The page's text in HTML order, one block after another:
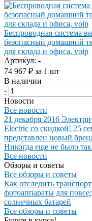
Беспроводная система
безопасный домашний
для склада и офиса, voip
Артикул: -
74 967 ₽ за 1 шт
В наличии
-
Новости
Все новости
21 декабря 2016
Electric со скидкой! 25
представлен новый
Никогда еще не было
Все новости
Обзоры и советы
Все обзоры и советы
Как отследить
фотоаппараты для
солнечных батарей
Все обзоры и советы